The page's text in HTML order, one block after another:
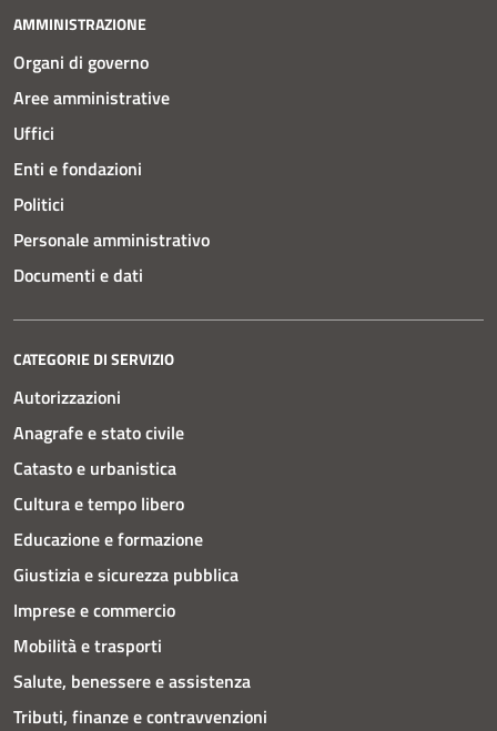
AMMINISTRAZIONE
Organi di governo
Aree amministrative
Uffici
Enti e fondazioni
Politici
Personale amministrativo
Documenti e dati
CATEGORIE DI SERVIZIO
Autorizzazioni
Anagrafe e stato civile
Catasto e urbanistica
Cultura e tempo libero
Educazione e formazione
Giustizia e sicurezza pubblica
Imprese e commercio
Mobilità e trasporti
Salute, benessere e assistenza
Tributi, finanze e contravvenzioni